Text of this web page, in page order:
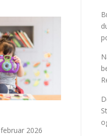
februar 2026